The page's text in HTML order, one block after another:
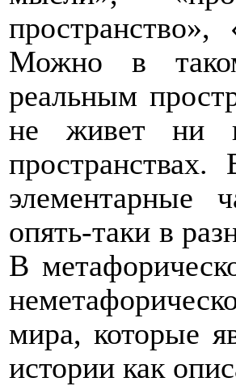
Можно в
реальным
не живет ни
элементарные
опять-таки в
В
мира, которые
истории как